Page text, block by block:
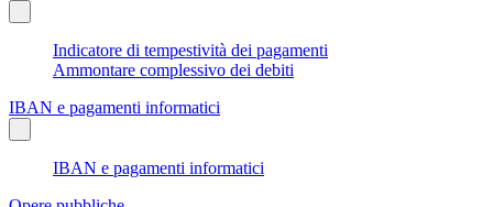
Indicatore di tempestività dei pagamenti
Ammontare complessivo dei debiti
IBAN e pagamenti informatici
IBAN e pagamenti informatici